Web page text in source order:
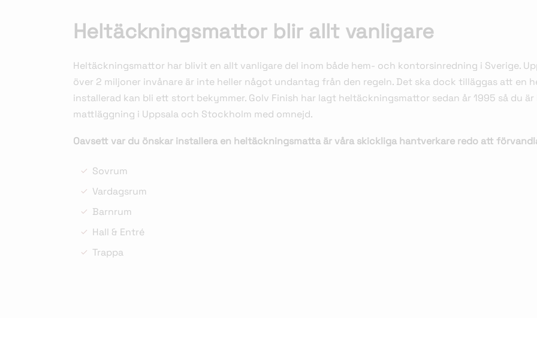
Heltäckningsmattor blir allt vanligare
Heltäckningsmattor har blivit en allt vanligare del inom både hem- och kontorsinredning i Sverige.
över 2 miljoner invånare är inte heller något undantag från den regeln. Det ska dock tilläggas att en
installerad kan bli ett stort bekymmer. Golv Finish har lagt heltäckningsmattor sedan år 1995 så du
mattläggning i Uppsala och Stockholm med omnejd.
Oavsett var du önskar installera en heltäckningsmatta är våra skickliga hantverkare redo att
Sovrum
Vardagsrum
Barnrum
Hall & Entré
Trappa